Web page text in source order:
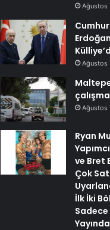
Ağustos
Ağustos
Ağustos
Ryan
ve Bret
Çok
İlk İki
Sadece